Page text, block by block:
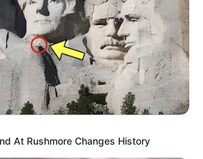
o último ponto, como no início
e passe a agulha. Puxe para
ficar parecido com isso. Você já
At Rushmore Changes History